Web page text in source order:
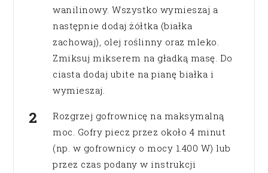
wanilinowy. Wszystko wymieszaj a
następnie dodaj żółtka (białka
zachowaj), olej roślinny oraz mleko.
Zmiksuj mikserem na gładką masę. Do
ciasta dodaj ubite na pianę białka i
wymieszaj.
Rozgrzej gofrownicę na maksymalną
moc. Gofry piecz przez około 4 minut
(np. w gofrownicy o mocy 1.400 W) lub
przez czas podany w instrukcji